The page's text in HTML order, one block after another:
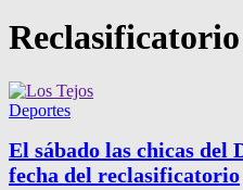
Reclasificatorio
Deportes
El sábado las chicas del
fecha del reclasificatorio